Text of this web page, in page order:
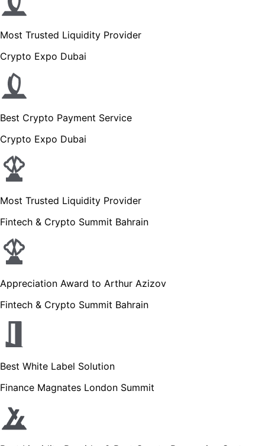
Most Trusted Liquidity Provider
Crypto Expo Dubai
Best Crypto Payment Service
Crypto Expo Dubai
Most Trusted Liquidity Provider
Fintech & Crypto Summit Bahrain
Appreciation Award to Arthur Azizov
Fintech & Crypto Summit Bahrain
Best White Label Solution
Finance Magnates London Summit